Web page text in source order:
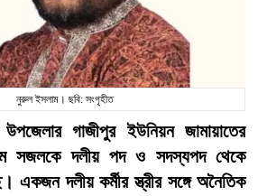
নুরুল ইসলাম। ছবি: সংগৃহীত
উপজেলার গাজীপুর ইউনিয়ন জামায়াতের
সজলকে দলীয় পদ ও সদস্যপদ থেকে
একজন দলীয় কর্মীর স্ত্রীর সঙ্গে অনৈতিক